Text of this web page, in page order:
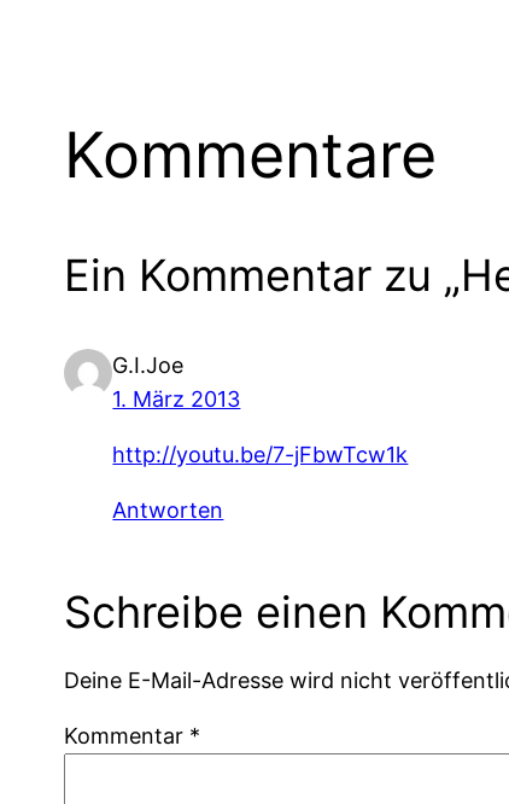
Kommentare
Ein Kommentar zu
G.I.Joe
1. März 2013
http://youtu.be/7-jFbwTcw1k
Antworten
Schreibe einen
Deine E-Mail-Adresse wird nicht
Kommentar *